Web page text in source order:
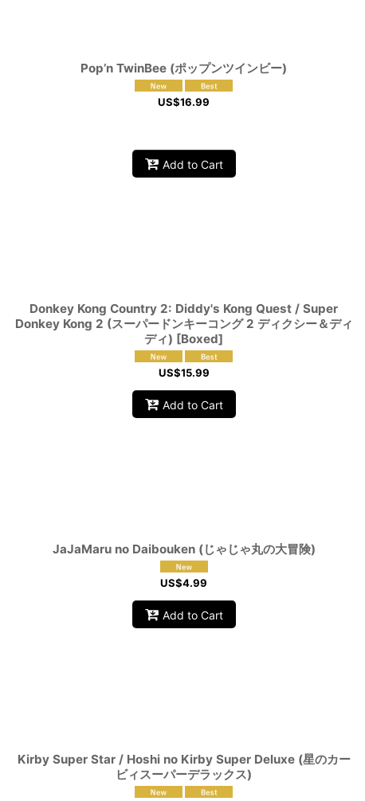
Pop’n TwinBee (ポップンツインビー)
US$16.99
Add to Cart
Donkey Kong Country 2: Diddy's Kong Quest / Super
Donkey Kong 2 (スーパードンキーコング 2 ディクシー＆ディ
ディ) [Boxed]
US$15.99
Add to Cart
JaJaMaru no Daibouken (じゃじゃ丸の大冒険)
US$4.99
Add to Cart
Kirby Super Star / Hoshi no Kirby Super Deluxe (星のカー
ビィスーパーデラックス)